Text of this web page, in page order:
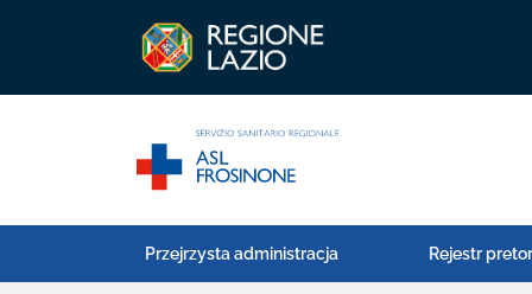
Przejrzysta administracja Rejestr